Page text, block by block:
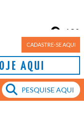
CADASTRE-SE AQUI
AQUI
Porto Alegre
12°